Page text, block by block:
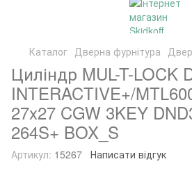
Каталог Дверна фурнітура
Циліндр MUL-T-LOCK
INTERACTIVE+/
27x27 CGW 3KEY
264S+ BOX_S
Артикул: 15267 Написати відгук